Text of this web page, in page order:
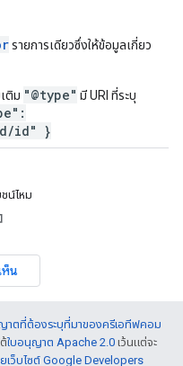
รายการเดียวซึ่งให้ข้อมูลเกี่ยว
ติม "@type" มี URI ที่ระบุ
id" }
น์ไหม
ห็น
าตที่ต้องระบุที่มาของครีเอทีฟคอม
ใบอนุญาต Apache 2.0 เว้นแต่จะ
เว็บไซต์ Google Developers